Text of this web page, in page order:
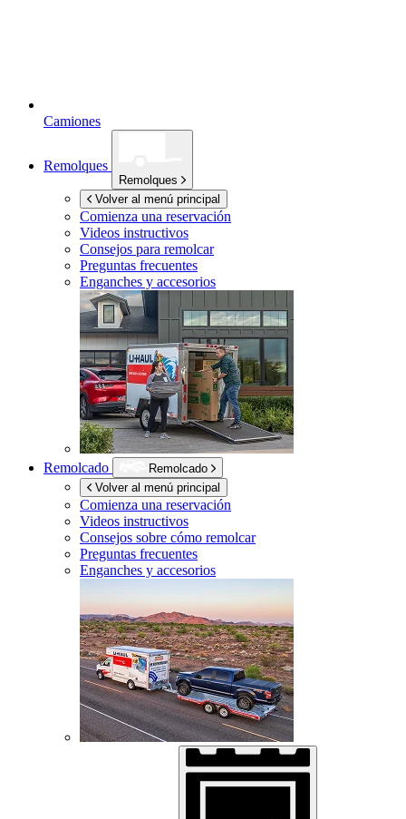
Camiones
Remolques
Remolques
Volver al menú principal
Comienza una reservación
Videos instructivos
Consejos para remolcar
Preguntas frecuentes
Enganches y accesorios
Remolcado
Remolcado
Volver al menú principal
Comienza una reservación
Videos instructivos
Consejos sobre cómo remolcar
Preguntas frecuentes
Enganches y accesorios